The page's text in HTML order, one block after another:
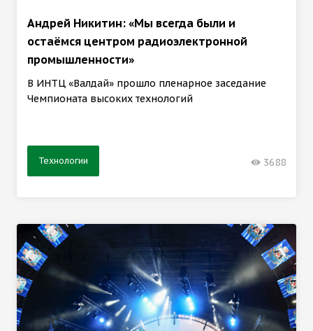
Андрей Никитин: «Мы всегда были и
остаёмся центром радиоэлектронной
промышленности»
В ИНТЦ «Валдай» прошло пленарное заседание
Чемпионата высоких технологий
Технологии 3688